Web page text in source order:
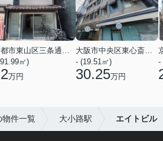
京都市東山区三条通北裏白川筋西入２丁目東姉小路町
㎡)
万円
大阪市中央区東心斎橋２丁目
- (19.51㎡)
30.25万円
-
物件一覧 大小路駅 エイトビル